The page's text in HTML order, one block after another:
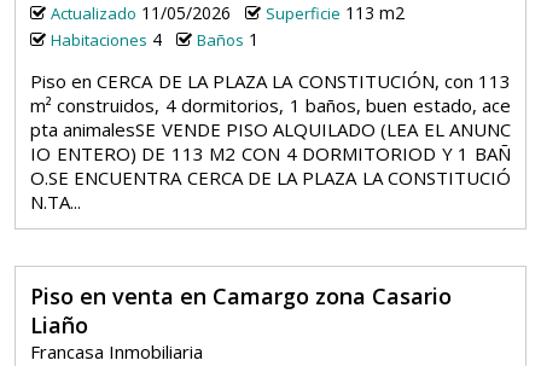
Actualizado 11/05/2026 Superficie 113 m2
Habitaciones 4 Baños 1
Piso en CERCA DE LA PLAZA LA CONSTITUCIÓN, con 113
m² construidos, 4 dormitorios, 1 baños, buen estado, ace
pta animalesSE VENDE PISO ALQUILADO (LEA EL ANUNC
IO ENTERO) DE 113 M2 CON 4 DORMITORIOD Y 1 BAÑ
O.SE ENCUENTRA CERCA DE LA PLAZA LA CONSTITUCIÓ
N.TA...
Piso en venta en Camargo zona Casario
Liaño
Francasa Inmobiliaria